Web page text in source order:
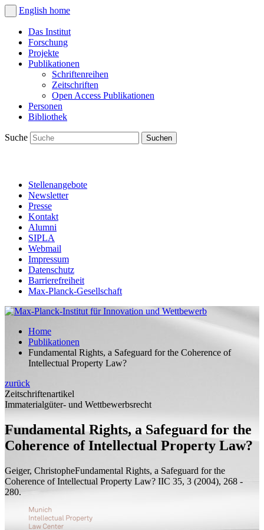
English home
Das Institut
Forschung
Projekte
Publikationen
Schriftenreihen
Zeitschriften
Open Access Publikationen
Personen
Bibliothek
Suche
Stellenangebote
Newsletter
Presse
Kontakt
Alumni
SIPLA
Webmail
Impressum
Datenschutz
Barrierefreiheit
Max-Planck-Gesellschaft
Home
Publikationen
Fundamental Rights, a Safeguard for the Coherence of
Intellectual Property Law?
zurück
Zeitschriftenartikel
Immaterialgüter- und Wettbewerbsrecht
Fundamental Rights, a Safeguard for the
Coherence of Intellectual Property Law?
Geiger, ChristopheFundamental Rights, a Safeguard for the
Coherence of Intellectual Property Law? IIC 35, 3 (2004), 268 -
280.